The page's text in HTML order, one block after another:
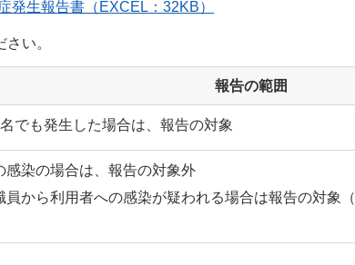
発生報告書（EXCEL：32KB）
い。
報告の範囲
でも発生した場合は、報告の対象
感染の場合は、報告の対象外
員から利用者への感染が疑われる場合は報告の対象